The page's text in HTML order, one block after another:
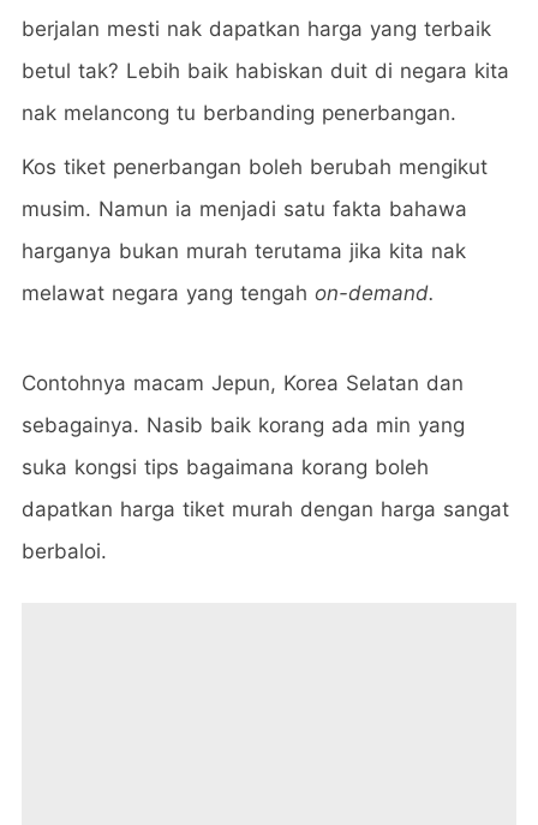
berjalan mesti nak dapatkan harga yang terbaik
betul tak? Lebih baik habiskan duit di negara kita
nak melancong tu berbanding penerbangan.
Kos tiket penerbangan boleh berubah mengikut
musim. Namun ia menjadi satu fakta bahawa
harganya bukan murah terutama jika kita nak
melawat negara yang tengah on-demand.
Contohnya macam Jepun, Korea Selatan dan
sebagainya. Nasib baik korang ada min yang
suka kongsi tips bagaimana korang boleh
dapatkan harga tiket murah dengan harga sangat
berbaloi.